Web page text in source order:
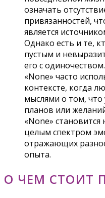
означать
привязанностей,
является
Однако есть и те,
пустым и
его с
«None» часто
контексте, когда
мыслями о том, что
планов или
«None»
целым спектром
отражающих
опыта.
О ЧЕМ СТОИТ